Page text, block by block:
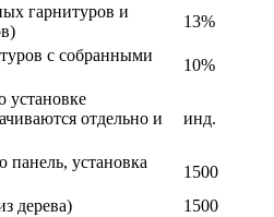
гарнитуров и
13%
с собранными
10%
установке
отдельно и
инд.
установка
1500
дерева)
1500